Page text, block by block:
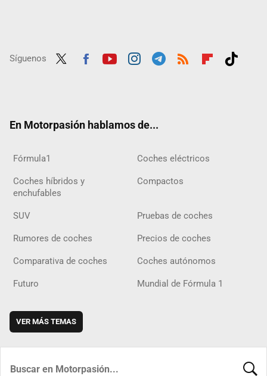
Síguenos
En Motorpasión hablamos de...
Fórmula1 Coches eléctricos
Coches híbridos y
enchufables
Compactos
SUV Pruebas de coches
Rumores de coches Precios de coches
Comparativa de coches Coches autónomos
Futuro Mundial de Fórmula 1
VER MÁS TEMAS